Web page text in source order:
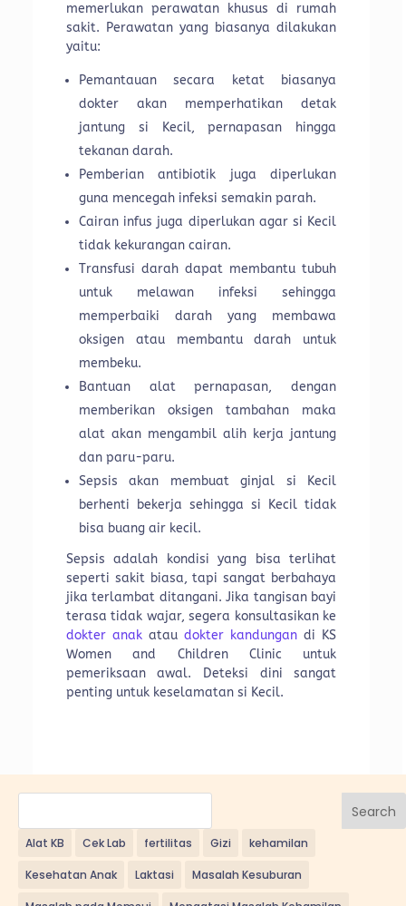
memerlukan perawatan khusus di rumah
sakit. Perawatan yang biasanya dilakukan
yaitu:
Pemantauan secara ketat biasanya
dokter akan memperhatikan detak
jantung si Kecil, pernapasan hingga
tekanan darah.
Pemberian antibiotik juga diperlukan
guna mencegah infeksi semakin parah.
Cairan infus juga diperlukan agar si Kecil
tidak kekurangan cairan.
Transfusi darah dapat membantu tubuh
untuk melawan infeksi sehingga
memperbaiki darah yang membawa
oksigen atau membantu darah untuk
membeku.
Bantuan alat pernapasan, dengan
memberikan oksigen tambahan maka
alat akan mengambil alih kerja jantung
dan paru-paru.
Sepsis akan membuat ginjal si Kecil
berhenti bekerja sehingga si Kecil tidak
bisa buang air kecil.
Sepsis adalah kondisi yang bisa terlihat
seperti sakit biasa, tapi sangat berbahaya
jika terlambat ditangani. Jika tangisan bayi
terasa tidak wajar, segera konsultasikan ke
dokter anakatau dokter kandungan di KS
Women and Children Clinic untuk
pemeriksaan awal. Deteksi dini sangat
penting untuk keselamatan si Kecil.
Search
Alat KB Cek Lab fertilitas Gizi kehamilan
Kesehatan Anak Laktasi Masalah Kesuburan